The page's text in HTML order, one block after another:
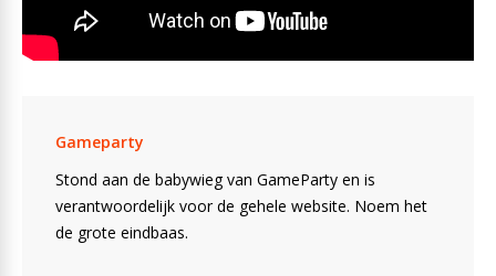
Gameparty
Stond aan de babywieg van GameParty en is
verantwoordelijk voor de gehele website. Noem het
de grote eindbaas.